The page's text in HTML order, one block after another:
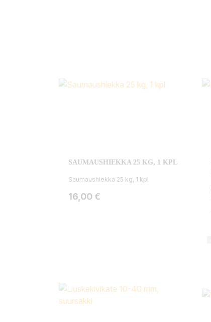
SAUMAUSHIEKKA 25 KG, 1 KPL
Saumaushiekka 25 kg, 1 kpl
Hinta
16,00 €